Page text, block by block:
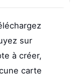
sur
à créer,
carte